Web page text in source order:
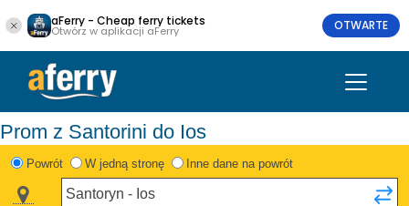
aFerry - Cheap ferry tickets
Otwórz w aplikacji aFerry OTWARTE
Prom z Santorini do Ios
Powrót W jedną stronę Inne dane na powrót